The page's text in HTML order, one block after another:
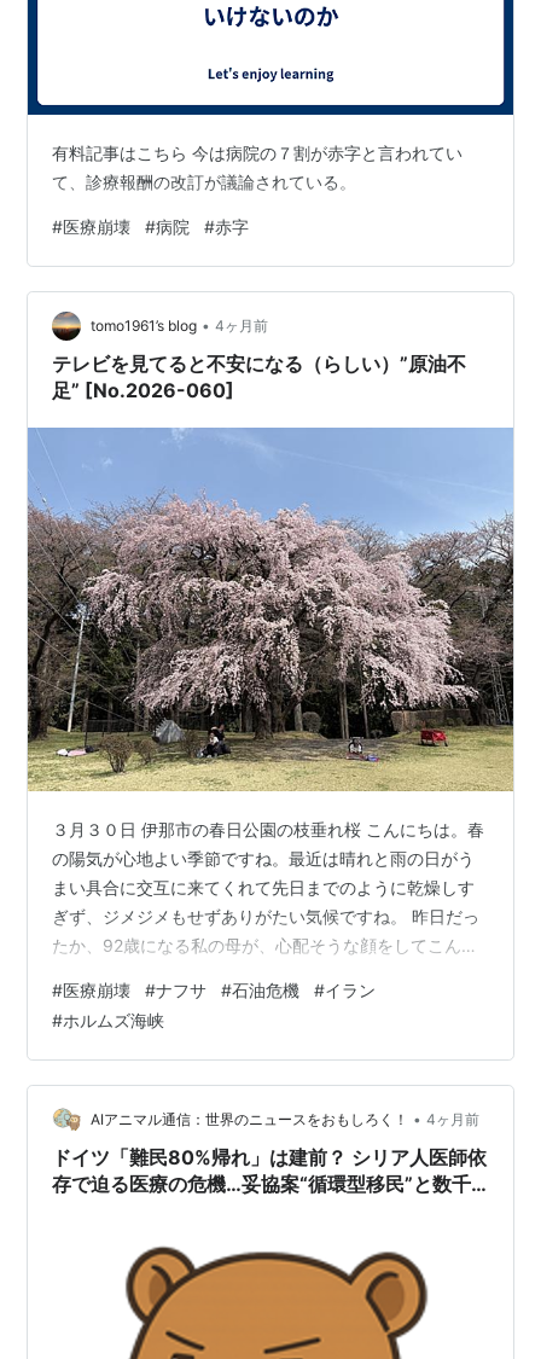
有料記事はこちら 今は病院の７割が赤字と言われてい
て、診療報酬の改訂が議論されている。
#医療崩壊 #病院 #赤字
tomo1961’s blog • 4ヶ月前
テレビを見てると不安になる（らしい）”原油不
足” [No.2026-060]
３月３０日 伊那市の春日公園の枝垂れ桜 こんにちは。春
の陽気が心地よい季節ですね。最近は晴れと雨の日がう
まい具合に交互に来てくれて先日までのように乾燥しす
ぎず、ジメジメもせずありがたい気候ですね。 昨日だっ
たか、92歳になる私の母が、心配そうな顔をしてこんな
と4月から点滴ができんくなるらしいよ。気をつけてなき
ゃねぇ、不安だねぇ……」 母はかなりのテレビ好き。朝
はNHKの朝ドラから『あさイチ』への黄金リレー、手仕
事に集中するとき以外は、長野朝日放送（5チャンネル）
が定番のBGMです。そんな母のような「テレビっ子」に
とって、連日のように繰り返され…
#医療崩壊 #ナフサ #石油危機 #イラン
#ホルムズ海峡
AIアニマル通信：世界のニュースをおもしろく！ • 4ヶ月前
ドイツ「難民80%帰れ」は建前？ シリア人医師依
存で迫る医療の危機…妥協案“循環型移民”と数千